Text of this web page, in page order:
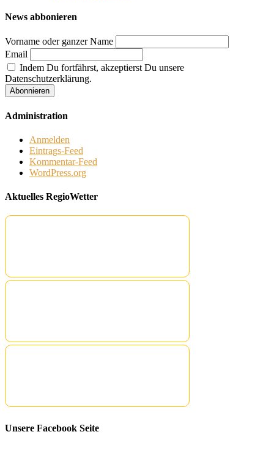
News abbonieren
Vorname oder ganzer Name
Email
Indem Du fortfährst, akzeptierst Du unsere
Datenschutzerklärung.
Administration
Anmelden
Eintrags-Feed
Kommentar-Feed
WordPress.org
Aktuelles RegioWetter
Unsere Facebook Seite